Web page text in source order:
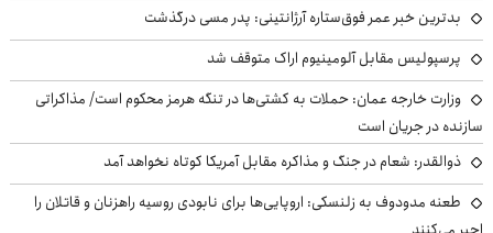
بدترین خبر عمر فوق‌ستاره آرژانتینی: پدر مسی درگذشت
پرسپولیس مقابل آلومینیوم اراک متوقف شد
وزارت خارجه عمان: حملات به کشتی‌ها در تنگه هرمز محکوم است/ مذاکراتی
سازنده در جریان است
ذوالقدر: شعام در جنگ و مذاکره مقابل آمریکا کوتاه نخواهد آمد
طعنه مدودوف به زلنسکی: اروپایی‌ها برای نابودی روسیه راهزنان و قاتلان را